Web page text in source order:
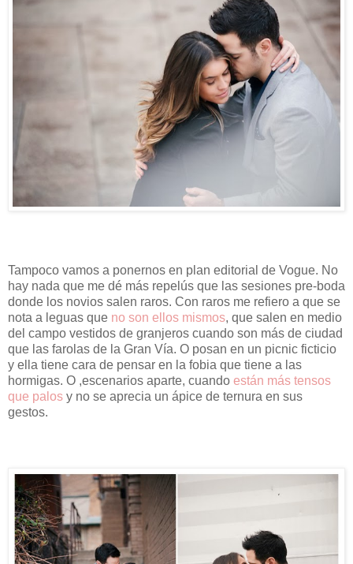
Tampoco vamos a ponernos en plan editorial de Vogue. No
hay nada que me dé más repelús que las sesiones pre-boda
donde los novios salen raros. Con raros me refiero a que se
nota a leguas que no son ellos mismos, que salen en medio
del campo vestidos de granjeros cuando son más de ciudad
que las farolas de la Gran Vía. O posan en un picnic ficticio
y ella tiene cara de pensar en la fobia que tiene a las
hormigas. O ,escenarios aparte, cuando están más tensos
que palos y no se aprecia un ápice de ternura en sus
gestos.